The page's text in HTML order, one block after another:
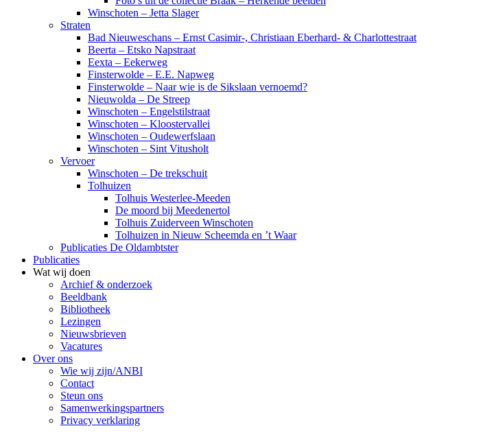
Winschoten – Jetta Slager
Straten
Bad Nieuweschans – Ernst Casimir-, Christiaan Eberhard- & Charlottestraat
Beerta – Etsko Napstraat
Eexta – Eekerweg
Finsterwolde – E.E. Napweg
Finsterwolde – Naar wie is de Sikslaan vernoemd?
Nieuwolda – De Streep
Winschoten – Engelstilstraat
Winschoten – Kloostervallei
Winschoten – Oudewerfslaan
Winschoten – Sint Vitusholt
Vervoer
Winschoten – De trekschuit
Tolhuizen
Tolhuis Westerlee-Meeden
De moord bij Meedenertol
Tolhuis Zuiderveen Winschoten
Tolhuizen in Nieuw Scheemda en ’t Waar
Publicaties De Oldambtster
Publicaties
Wat wij doen
Archief & onderzoek
Beeldbank
Bibliotheek
Lezingen
Nieuwsbrieven
Vacatures
Over ons
Wie wij zijn/ANBI
Contact
Steun ons
Samenwerkingspartners
Privacy verklaring